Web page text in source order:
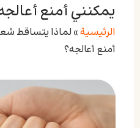
يمكنني أمنع
الرئيسية» لماذا يتساقط
أمنع أعالجه؟